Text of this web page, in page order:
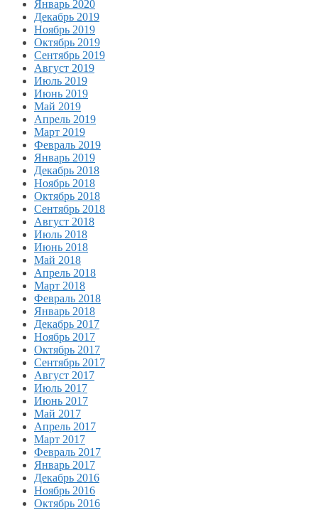
Январь 2020
Декабрь 2019
Ноябрь 2019
Октябрь 2019
Сентябрь 2019
Август 2019
Июль 2019
Июнь 2019
Май 2019
Апрель 2019
Март 2019
Февраль 2019
Январь 2019
Декабрь 2018
Ноябрь 2018
Октябрь 2018
Сентябрь 2018
Август 2018
Июль 2018
Июнь 2018
Май 2018
Апрель 2018
Март 2018
Февраль 2018
Январь 2018
Декабрь 2017
Ноябрь 2017
Октябрь 2017
Сентябрь 2017
Август 2017
Июль 2017
Июнь 2017
Май 2017
Апрель 2017
Март 2017
Февраль 2017
Январь 2017
Декабрь 2016
Ноябрь 2016
Октябрь 2016